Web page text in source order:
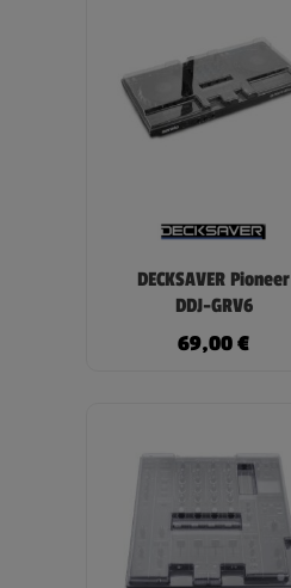
DECKSAVER Pioneer
DDJ-GRV6
69,00€